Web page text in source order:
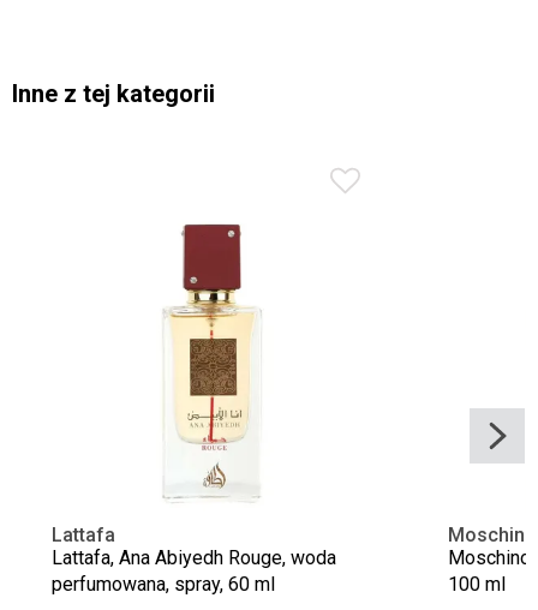
Inne z tej kategorii
Lattafa
Lattafa, Ana Abiyedh Rouge, woda
perfumowana, spray, 60 ml
Moschino
100 ml